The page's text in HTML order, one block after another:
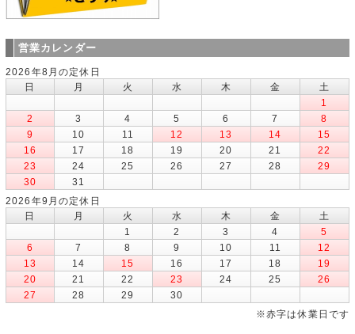
営業カレンダー
2026年8月の定休日
日
月 火 水 木 金
土
1
2
3 4 5 6 7
8
9
10 11 12 13 14
15
16
17 18 19 20 21
22
23
24 25 26 27 28
29
30
31
2026年9月の定休日
日
月 火 水 木 金
土
1
2 3 4
5
6
7 8 9 10 11
12
13
14 15 16 17 18
19
20
21 22 23 24 25
26
27
28 29
30
※赤字は休業日です